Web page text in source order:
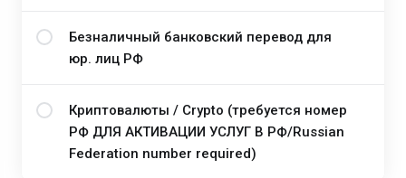
Безналичный банковский перевод для
юр. лиц РФ
Криптовалюты / Crypto (требуется номер
РФ ДЛЯ АКТИВАЦИИ УСЛУГ В РФ/Russian
Federation number required)